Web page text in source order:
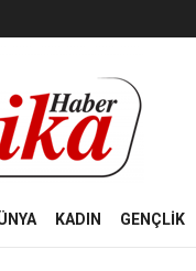
KADIN GENÇLİK